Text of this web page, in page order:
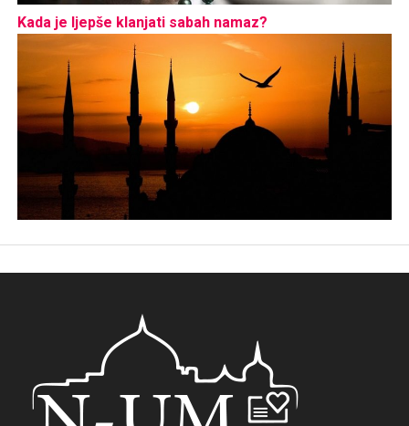
Kada je ljepše klanjati sabah namaz?